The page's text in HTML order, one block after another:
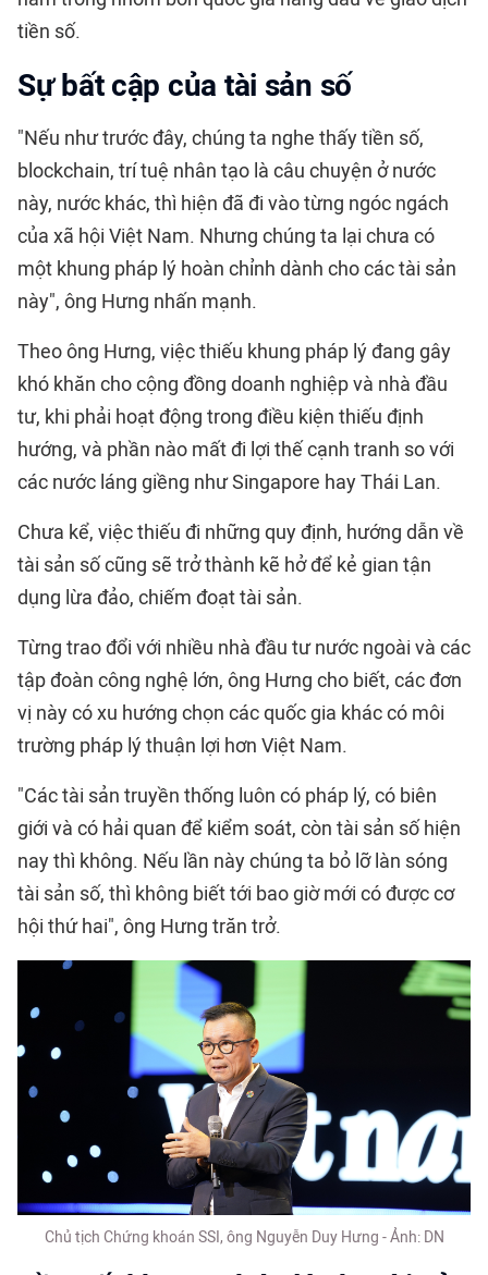
tiền số.
Sự bất cập của tài sản số
"Nếu như trước đây, chúng ta nghe thấy tiền số,
blockchain, trí tuệ nhân tạo là câu chuyện ở nước
này, nước khác, thì hiện đã đi vào từng ngóc ngách
của xã hội Việt Nam. Nhưng chúng ta lại chưa có
một khung pháp lý hoàn chỉnh dành cho các tài sản
này", ông Hưng nhấn mạnh.
Theo ông Hưng, việc thiếu khung pháp lý đang gây
khó khăn cho cộng đồng doanh nghiệp và nhà đầu
tư, khi phải hoạt động trong điều kiện thiếu định
hướng, và phần nào mất đi lợi thế cạnh tranh so với
các nước láng giềng như Singapore hay Thái Lan.
Chưa kể, việc thiếu đi những quy định, hướng dẫn về
tài sản số cũng sẽ trở thành kẽ hở để kẻ gian tận
dụng lừa đảo, chiếm đoạt tài sản.
Từng trao đổi với nhiều nhà đầu tư nước ngoài và các
tập đoàn công nghệ lớn, ông Hưng cho biết, các đơn
vị này có xu hướng chọn các quốc gia khác có môi
trường pháp lý thuận lợi hơn Việt Nam.
"Các tài sản truyền thống luôn có pháp lý, có biên
giới và có hải quan để kiểm soát, còn tài sản số hiện
nay thì không. Nếu lần này chúng ta bỏ lỡ làn sóng
tài sản số, thì không biết tới bao giờ mới có được cơ
hội thứ hai", ông Hưng trăn trở.
Chủ tịch Chứng khoán SSI, ông Nguyễn Duy Hưng - Ảnh: DN